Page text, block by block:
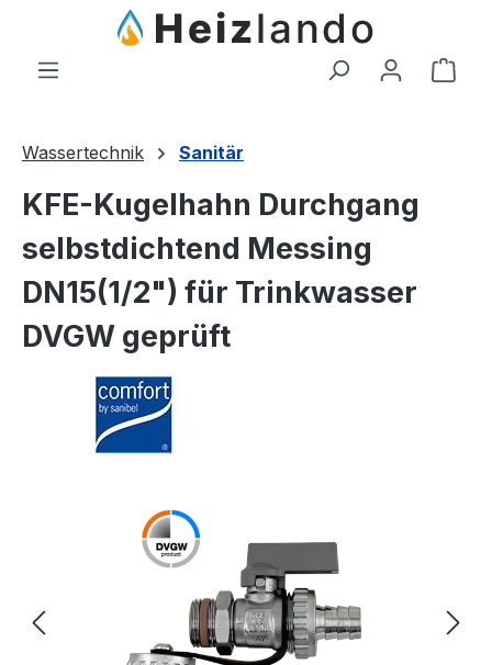
Zum Hauptinhalt springen
Wassertechnik Sanitär
KFE-Kugelhahn Durchgang
selbstdichtend Messing
DN15(1/2") für Trinkwasser
DVGW geprüft
Bildergalerie überspringen